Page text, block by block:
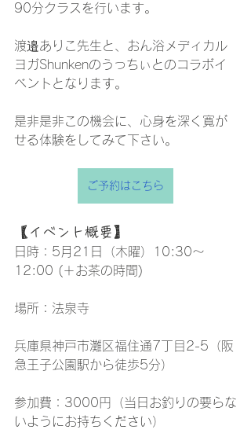
90分クラスを行います。
渡邉ありこ先生と、おん浴メディカル
ヨガShunkenのうっちぃとのコラボイ
ベントとなります。
是非是非この機会に、心身を深く寛が
せる体験をしてみて下さい。
ご予約はこちら
【イベント概要】
日時：5月21日（木曜）10:30〜
12:00 (＋お茶の時間)
場所：法泉寺
兵庫県神戸市灘区福住通7丁目2-5 （阪
急王子公園駅から徒歩5分）
参加費：3000円（当日お釣りの要らな
いようにお持ちください）